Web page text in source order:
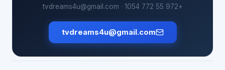
+972 55 772 1054 · tvdreams4u@gmail.com
tvdreams4u@gmail.com